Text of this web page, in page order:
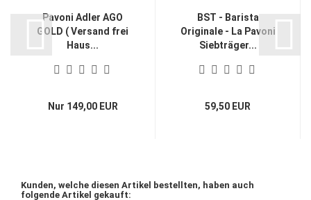
Pavoni Adler AGO
GOLD ( Versand frei
Haus...
Nur 149,00 EUR
BST - Barista
Originale - La Pavoni
Siebträger...
59,50 EUR
Kunden, welche diesen Artikel bestellten, haben auch
folgende Artikel gekauft: